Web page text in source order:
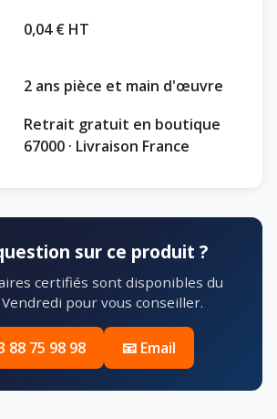
0,04 € HT
2 ans pièce et main d'œuvre
Retrait gratuit en boutique
67000 · Livraison France
sur ce produit ?
certifiés sont disponibles du
pour vous conseiller.
88 75 98 98 📧 Email